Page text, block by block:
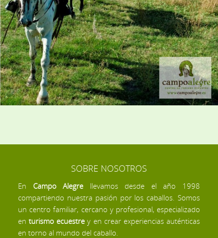
SOBRE NOSOTROS
En Campo Alegre llevamos desde el año 1998
compartiendo nuestra pasión por los caballos. Somos
un centro familiar, cercano y profesional, especializado
enturismo ecuestre y en crear experiencias auténticas
en torno al mundo del caballo.